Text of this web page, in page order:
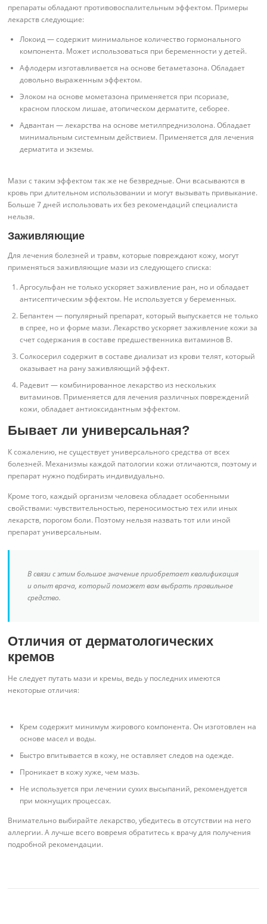
препараты обладают противовоспалительным эффектом. Примеры
лекарств следующие:
Локоид — содержит минимальное количество гормонального
компонента. Может использоваться при беременности у детей.
Афлодерм изготавливается на основе бетаметазона. Обладает
довольно выраженным эффектом.
Элоком на основе мометазона применяется при псориазе,
красном плоском лишае, атопическом дерматите, себорее.
Адвантан — лекарства на основе метилпреднизолона. Обладает
минимальным системным действием. Применяется для лечения
дерматита и экземы.
Мази с таким эффектом так же не безвредные. Они всасываются в
кровь при длительном использовании и могут вызывать привыкание.
Больше 7 дней использовать их без рекомендаций специалиста
нельзя.
Заживляющие
Для лечения болезней и травм, которые повреждают кожу, могут
применяться заживляющие мази из следующего списка:
Аргосульфан не только ускоряет заживление ран, но и обладает
антисептическим эффектом. Не используется у беременных.
Бепантен — популярный препарат, который выпускается не только
в спрее, но и форме мази. Лекарство ускоряет заживление кожи за
счет содержания в составе предшественника витаминов В.
Солкосерил содержит в составе диализат из крови телят, который
оказывает на рану заживляющий эффект.
Радевит — комбинированное лекарство из нескольких
витаминов. Применяется для лечения различных повреждений
кожи, обладает антиоксидантным эффектом.
Бывает ли универсальная?
К сожалению, не существует универсального средства от всех
болезней. Механизмы каждой патологии кожи отличаются, поэтому и
препарат нужно подбирать индивидуально.
Кроме того, каждый организм человека обладает особенными
свойствами: чувствительностью, переносимостью тех или иных
лекарств, порогом боли. Поэтому нельзя назвать тот или иной
препарат универсальным.
В связи с этим большое значение приобретает квалификация
и опыт врача, который поможет вам выбрать правильное
средство.
Отличия от дерматологических
кремов
Не следует путать мази и кремы, ведь у последних имеются
некоторые отличия:
Крем содержит минимум жирового компонента. Он изготовлен на
основе масел и воды.
Быстро впитывается в кожу, не оставляет следов на одежде.
Проникает в кожу хуже, чем мазь.
Не используется при лечении сухих высыпаний, рекомендуется
при мокнущих процессах.
Внимательно выбирайте лекарство, убедитесь в отсутствии на него
аллергии. А лучше всего вовремя обратитесь к врачу для получения
подробной рекомендации.